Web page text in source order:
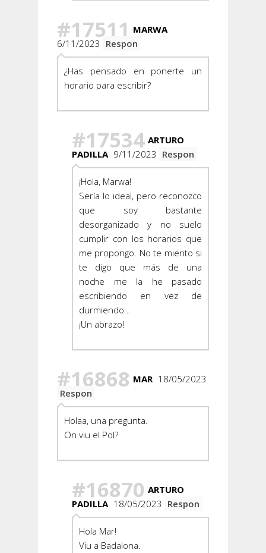
#17511 MARWA
6/11/2023 Respon
¿Has pensado en ponerte un
horario para escribir?
#17534 ARTURO
PADILLA 9/11/2023 Respon
¡Hola, Marwa!
Sería lo ideal, pero reconozco
que soy bastante
desorganizado y no suelo
cumplir con los horarios que
me propongo. No te miento si
te digo que más de una
noche me la he pasado
escribiendo en vez de
durmiendo…
¡Un abrazo!
#16868 MAR 18/05/2023
Respon
Holaa, una pregunta.
On viu el Pol?
#16870 ARTURO
PADILLA 18/05/2023 Respon
Hola Mar!
Viu a Badalona.